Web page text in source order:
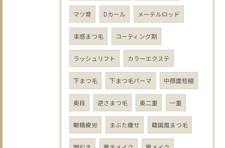
マツ育 Dカール メーテルロッド
束感まつ毛 コーティング剤
ラッシュリフト カラーエクステ
下まつ毛 下まつ毛パーマ 中顔面短縮
奥目 逆さまつ毛 奥二重 一重
眼精疲労 まぶた痩せ 韓国風まつ毛